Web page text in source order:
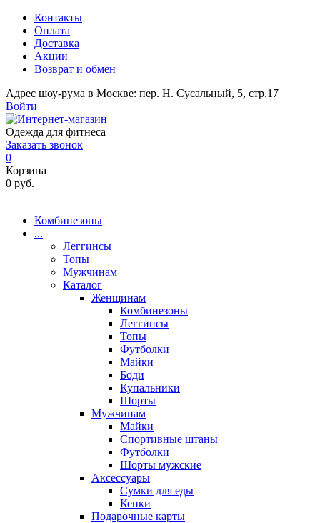
Контакты
Оплата
Доставка
Акции
Возврат и обмен
Адрес шоу-рума в Москве: пер. Н. Сусальный, 5, стр.17
Войти
Одежда для фитнеса
Заказать звонок
0
Корзина
0 руб.
Комбинезоны
...
Леггинсы
Топы
Мужчинам
Каталог
Женщинам
Комбинезоны
Леггинсы
Топы
Футболки
Майки
Боди
Купальники
Шорты
Мужчинам
Майки
Спортивные штаны
Футболки
Шорты мужские
Аксессуары
Сумки для еды
Кепки
Подарочные карты